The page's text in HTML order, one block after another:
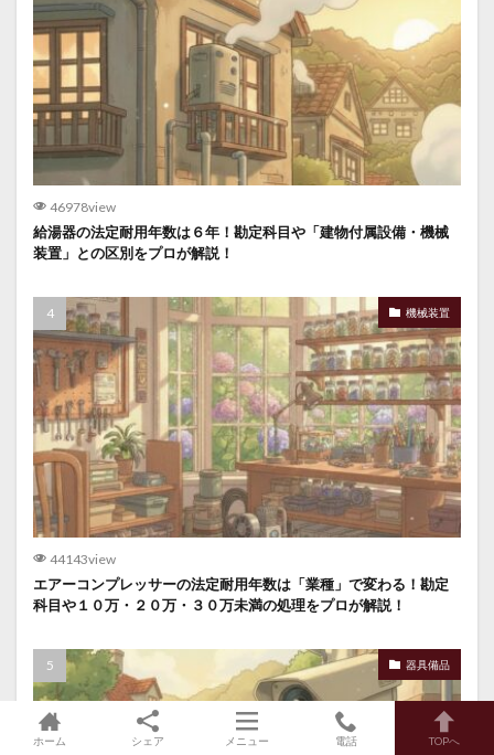
46978view
給湯器の法定耐用年数は６年！勘定科目や「建物付属設備・機械
装置」との区別をプロが解説！
機械装置
44143view
エアーコンプレッサーの法定耐用年数は「業種」で変わる！勘定
科目や１０万・２０万・３０万未満の処理をプロが解説！
器具備品
ホーム シェア メニュー 電話 TOPへ